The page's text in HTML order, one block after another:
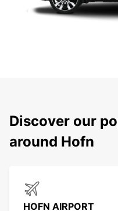
Discover our
around Hofn
HOFN AIRPORT